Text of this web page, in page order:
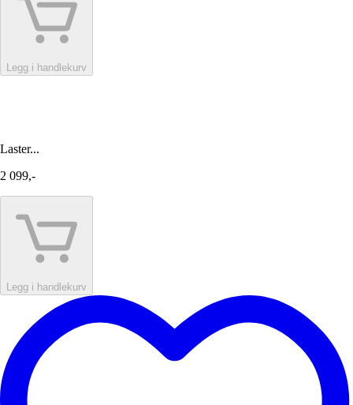
Legg i handlekurv
Laster...
2 099,-
Legg i handlekurv